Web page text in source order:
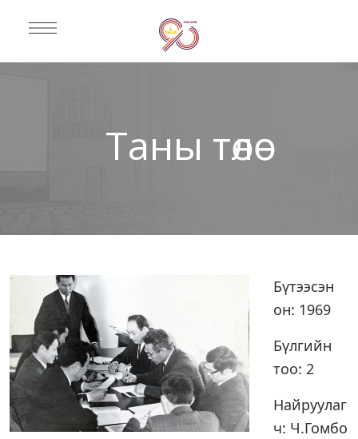
Таны төлөө
Бүтээсэн
он: 1969
Бүлгийн
тоо: 2
Найруулаг
ч: Ч.Гомбо